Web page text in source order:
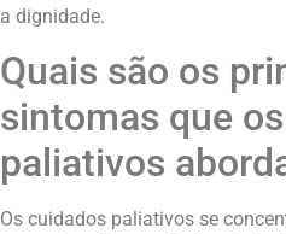
a dignidade.
Quais são os
sintomas que
paliativos
Os cuidados paliativos se